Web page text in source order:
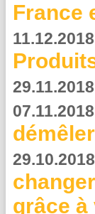
France
11.12.2018
29.11.2018
07.11.2018
29.10.2018
grâce